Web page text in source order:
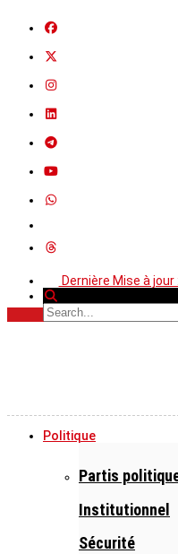
Dernière Mise à
Politique
Partis
Institutionnel
Sécurité